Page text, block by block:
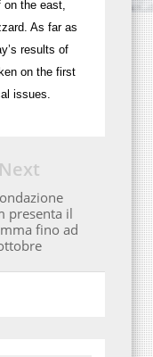
the east,
As far as
results of
on the first
issues.
Next
presenta il
fino ad